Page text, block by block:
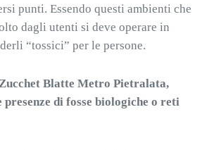
punti. Essendo questi ambienti che
dagli utenti si deve operare in
“tossici” per le persone.
Blatte Metro Pietralata,
presenze di fosse biologiche o reti